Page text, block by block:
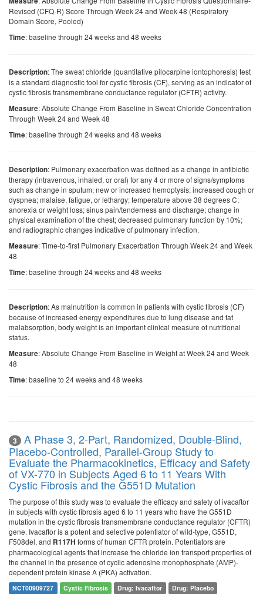
Revised (CFQ-R) Score Through Week 24 and Week 48 (Respiratory
Domain Score, Pooled)
Time: baseline through 24 weeks and 48 weeks
Description: The sweat chloride (quantitative pilocarpine iontophoresis) test
is a standard diagnostic tool for cystic fibrosis (CF), serving as an indicator of
cystic fibrosis transmembrane conductance regulator (CFTR) activity.
Measure: Absolute Change From Baseline in Sweat Chloride Concentration
Through Week 24 and Week 48
Time: baseline through 24 weeks and 48 weeks
Description: Pulmonary exacerbation was defined as a change in antibiotic
therapy (intravenous, inhaled, or oral) for any 4 or more of signs/symptoms
such as change in sputum; new or increased hemoptysis; increased cough or
dyspnea; malaise, fatigue, or lethargy; temperature above 38 degrees C;
anorexia or weight loss; sinus pain/tenderness and discharge; change in
physical examination of the chest; decreased pulmonary function by 10%;
and radiographic changes indicative of pulmonary infection.
Measure: Time-to-first Pulmonary Exacerbation Through Week 24 and Week
48
Time: baseline through 24 weeks and 48 weeks
Description: As malnutrition is common in patients with cystic fibrosis (CF)
because of increased energy expenditures due to lung disease and fat
malabsorption, body weight is an important clinical measure of nutritional
status.
Measure: Absolute Change From Baseline in Weight at Week 24 and Week
48
Time: baseline to 24 weeks and 48 weeks
3
A Phase 3, 2-Part, Randomized, Double-Blind,
Placebo-Controlled, Parallel-Group Study to
Evaluate the Pharmacokinetics, Efficacy and Safety
of VX-770 in Subjects Aged 6 to 11 Years With
Cystic Fibrosis and the G551D Mutation
The purpose of this study was to evaluate the efficacy and safety of ivacaftor
in subjects with cystic fibrosis aged 6 to 11 years who have the G551D
mutation in the cystic fibrosis transmembrane conductance regulator (CFTR)
gene. Ivacaftor is a potent and selective potentiator of wild-type, G551D,
F508del, and R117H forms of human CFTR protein. Potentiators are
pharmacological agents that increase the chloride ion transport properties of
the channel in the presence of cyclic adenosine monophosphate (AMP)-
dependent protein kinase A (PKA) activation.
NCT00909727 Cystic Fibrosis Drug: Ivacaftor Drug: Placebo